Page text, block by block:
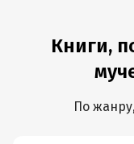
Книги,
По